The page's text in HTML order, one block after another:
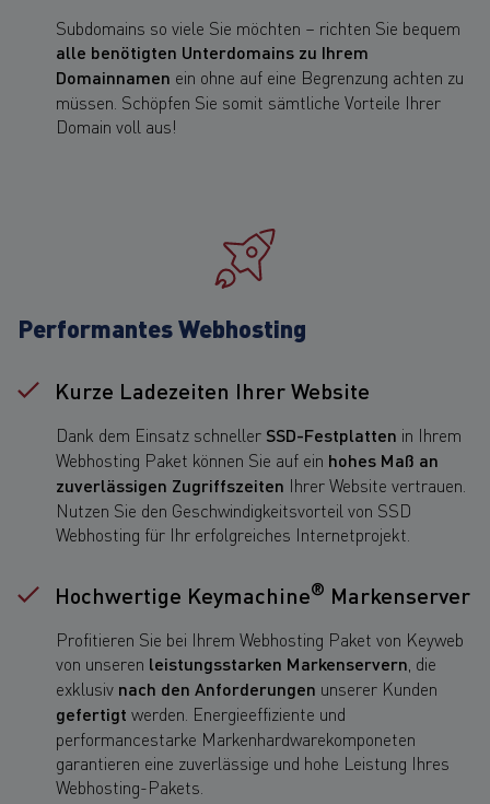
Subdomains so viele Sie möchten – richten Sie bequem
alle benötigten Unterdomains zu Ihrem
Domainnamen ein ohne auf eine Begrenzung achten zu
müssen. Schöpfen Sie somit sämtliche Vorteile Ihrer
Domain voll aus!
Performantes Webhosting
Kurze Ladezeiten Ihrer Website
Dank dem Einsatz schneller SSD-Festplatten in Ihrem
Webhosting Paket können Sie auf ein hohes Maß an
zuverlässigen Zugriffszeiten Ihrer Website vertrauen.
Nutzen Sie den Geschwindigkeitsvorteil von SSD
Webhosting für Ihr erfolgreiches Internetprojekt.
Hochwertige Keymachine® Markenserver
Profitieren Sie bei Ihrem Webhosting Paket von Keyweb
von unseren leistungsstarken Markenservern , die
exklusiv nach den Anforderungen unserer Kunden
gefertigt werden. Energieeffiziente und
performancestarke Markenhardwarekomponeten
garantieren eine zuverlässige und hohe Leistung Ihres
Webhosting-Pakets.